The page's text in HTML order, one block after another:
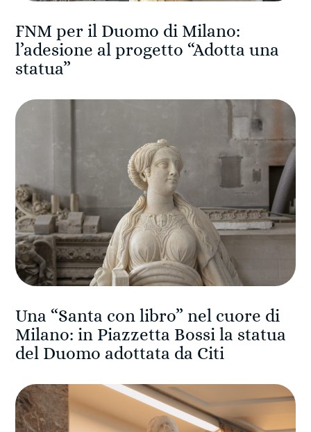
FNM per il Duomo di Milano:
l’adesione al progetto “Adotta una
statua”
Una “Santa con libro” nel cuore di
Milano: in Piazzetta Bossi la statua
del Duomo adottata da Citi